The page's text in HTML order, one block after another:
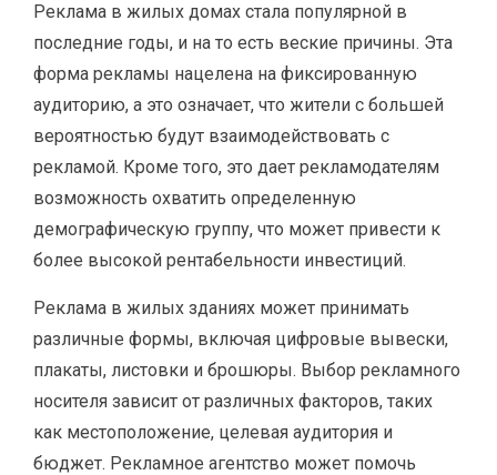
Реклама в жилых домах стала популярной в
последние годы, и на то есть веские причины. Эта
форма рекламы нацелена на фиксированную
аудиторию, а это означает, что жители с большей
вероятностью будут взаимодействовать с
рекламой. Кроме того, это дает рекламодателям
возможность охватить определенную
демографическую группу, что может привести к
более высокой рентабельности инвестиций.
Реклама в жилых зданиях может принимать
различные формы, включая цифровые вывески,
плакаты, листовки и брошюры. Выбор рекламного
носителя зависит от различных факторов, таких
как местоположение, целевая аудитория и
бюджет. Рекламное агентство может помочь